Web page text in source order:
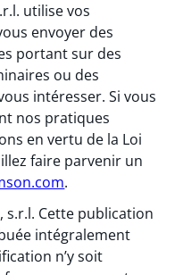
utilise vos
envoyer des
portant sur des
ou des
intéresser. Si vous
nos pratiques
en vertu de la Loi
faire parvenir un
.
s.r.l. Cette publication
intégralement
n’y soit